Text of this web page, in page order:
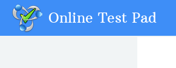
Online Test Pad